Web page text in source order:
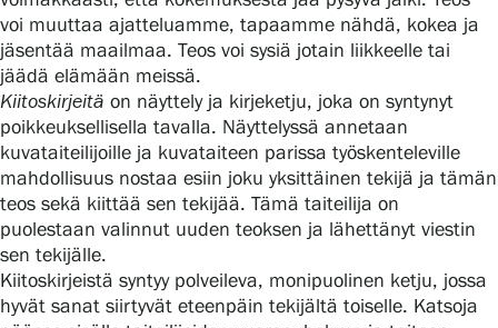
Gösta Serlachiuksen taidesäätiö
Yhteystiedot
Ravintola Gösta
Serlachius Taidesauna
Serlachius Art & Sauna Express
voi muuttaa ajatteluamme, tapaamme nähdä, kokea ja
jäsentää maailmaa. Teos voi sysiä jotain liikkeelle tai
jäädä elämään meissä.
Kiitoskirjeitä on näyttely ja kirjeketju, joka on syntynyt
poikkeuksellisella tavalla. Näyttelyssä annetaan
kuvataiteilijoille ja kuvataiteen parissa työskenteleville
mahdollisuus nostaa esiin joku yksittäinen tekijä ja tämän
teos sekä kiittää sen tekijää. Tämä taiteilija on
puolestaan valinnut uuden teoksen ja lähettänyt viestin
sen tekijälle.
Kiitoskirjeistä syntyy polveileva, monipuolinen ketju, jossa
hyvät sanat siirtyvät eteenpäin tekijältä toiselle. Katsoja